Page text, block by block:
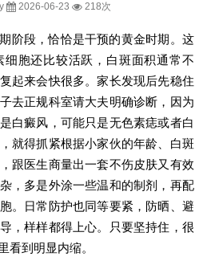
2026-06-23 218次
阶段，恰恰是干预的黄金时期。这
胞还比较活跃，白斑面积通常不
起来会快很多。家长发现后先稳住
去正规科室请大夫明确诊断，因为
白癜风，可能只是无色素痣或者白
就得抓紧根据小家伙的年龄、白斑
跟医生商量出一套不伤皮肤又有效
，多是外涂一些温和的制剂，再配
。日常防护也同等要紧，防晒、避
，样样都得上心。只要坚持住，很
看到明显内缩。